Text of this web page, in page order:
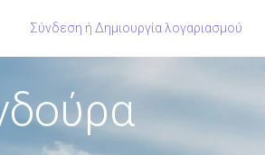
Σύνδεση ή Δημιουργία λογαριασμού